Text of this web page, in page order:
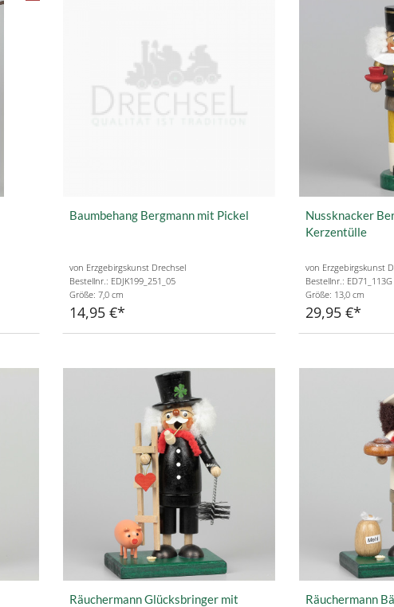
Baumbehang Bergmann mit Pickel
von Erzgebirgskunst Drechsel
Bestellnr.: EDJK199_251_05
Größe: 7,0 cm
14,95 €
Nussknacker
Kerzentülle
von Erzgebirgskunst
Bestellnr.: ED71_113G
Größe: 13,0 cm
29,95 €
Räuchermann Glücksbringer mit
Räuchermann